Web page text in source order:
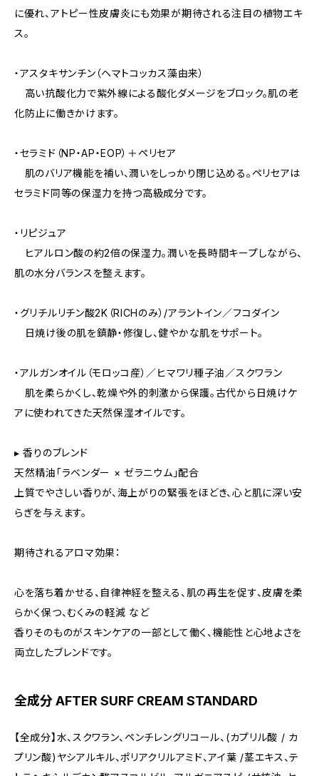
に優れ、アトピー性皮膚炎にも効果が期待される注目の植物エキ
ス。
・アスタキサンチン（ヘマトコッカス藻由来）
高い抗酸化力で紫外線による酸化ダメージをブロック。肌の老
化防止に働きかけます。
・セラミド（NP・AP・EOP）＋ペリセア
肌のバリア機能を補い、潤いをしっかり閉じ込める。ペリセアは
セラミド同等の保湿力を持つ高級成分です。
・リピジュア
ヒアルロン酸の約2倍の保湿力。潤いを長時間キープしながら、
肌の水分バランスを整えます。
・グリチルリチン酸2K（RICHのみ）/アラントイン／フコダイン
日焼け後の肌を鎮静・修復し、健やかな肌をサポート。
・アルガンオイル（モロッコ産）／ヒマワリ種子油／スクワラン
肌を柔らかくし、乾燥や外的刺激から保護。古代から日焼けケ
アに使われてきた天然保湿オイルです。
▸ 香りのブレンド
天然精油「ラベンダー × ゼラニウム」配合
上質でやさしい香りが、海上がりの緊張をほどき、心と肌に深い安
らぎを与えます。
期待されるアロマ効果：
心を落ち着かせる、自律神経を整える、肌の再生を促す、皮膚を柔
らかく保つ、むくみの軽減 など
香りそのものがスキンケアの一部として働く、機能性と心地よさを
両立したブレンドです。
全成分 AFTER SURF CREAM STANDARD
【全成分】水、スクワラン、ペンチレングリコール、(カプリル酸 / カ
プリン酸)ヤシアルキル、ポリアクリルアミド、アイ葉 /茎エキス、テ